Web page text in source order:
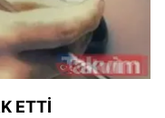
ETTİ